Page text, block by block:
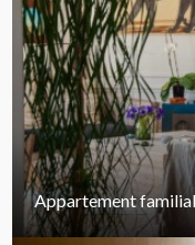
Appartement